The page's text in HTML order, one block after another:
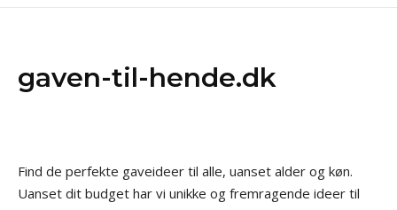
gaven-til-hende.dk
Find de perfekte gaveideer til alle, uanset alder og køn.
Uanset dit budget har vi unikke og fremragende ideer til